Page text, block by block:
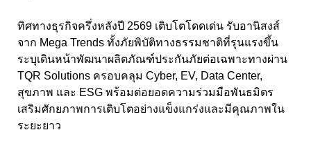
ทิศทางธุรกิจครึ่งหลังปี 2569 เติบโตโดดเด่น รับอานิสงส์
จาก Mega Trends ทั้งภัยพิบัติทางธรรมชาติที่รุนแรงขึ้น
ระบุเดินหน้าพัฒนาผลิตภัณฑ์ประกันภัยต่อเฉพาะทางผ่าน
TQR Solutions ครอบคลุม Cyber, EV, Data Center,
สุขภาพ และ ESG พร้อมต่อยอดความร่วมมือพันธมิตร
เสริมศักยภาพการเติบโตอย่างแข็งแกร่งและมีคุณภาพใน
ระยะยาว